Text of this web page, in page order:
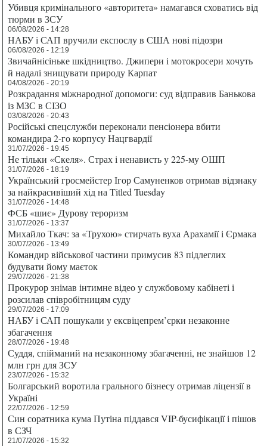
Убивця кримінального «авторитета» намагався сховатись від
тюрми в ЗСУ
06/08/2026 - 14:28
НАБУ і САП вручили експослу в США нові підозри
06/08/2026 - 12:19
Звичайнісіньке шкідництво. Джипери і мотокросери хочуть
й надалі знищувати природу Карпат
04/08/2026 - 20:19
Розкрадання міжнародної допомоги: суд відправив Банькова
із МЗС в СІЗО
03/08/2026 - 20:43
Російські спецслужби переконали пенсіонера вбити
командира 2-го корпусу Нацгвардії
31/07/2026 - 19:45
Не тільки «Скеля». Страх і ненависть у 225-му ОШП
31/07/2026 - 18:19
Український гросмейстер Ігор Самуненков отримав відзнаку
за найкрасивіший хід на Titled Tuesday
31/07/2026 - 14:48
ФСБ «шиє» Дурову тероризм
31/07/2026 - 13:37
Михайло Ткач: за «Трухою» стирчать вуха Арахамії і Єрмака
30/07/2026 - 13:49
Командир військової частини примусив 83 підлеглих
будувати йому маєток
29/07/2026 - 21:38
Прокурор знімав інтимне відео у службовому кабінеті і
розсилав співробітницям суду
29/07/2026 - 17:09
НАБУ і САП пошукали у ексвіцепрем’єрки незаконне
збагачення
28/07/2026 - 19:48
Суддя, спійманий на незаконному збагаченні, не знайшов 12
млн грн для ЗСУ
23/07/2026 - 15:32
Болгарський воротила грального бізнесу отримав ліцензії в
Україні
22/07/2026 - 12:59
Син соратника кума Путіна піддався VIP-бусифікації і пішов
в СЗЧ
21/07/2026 - 15:32